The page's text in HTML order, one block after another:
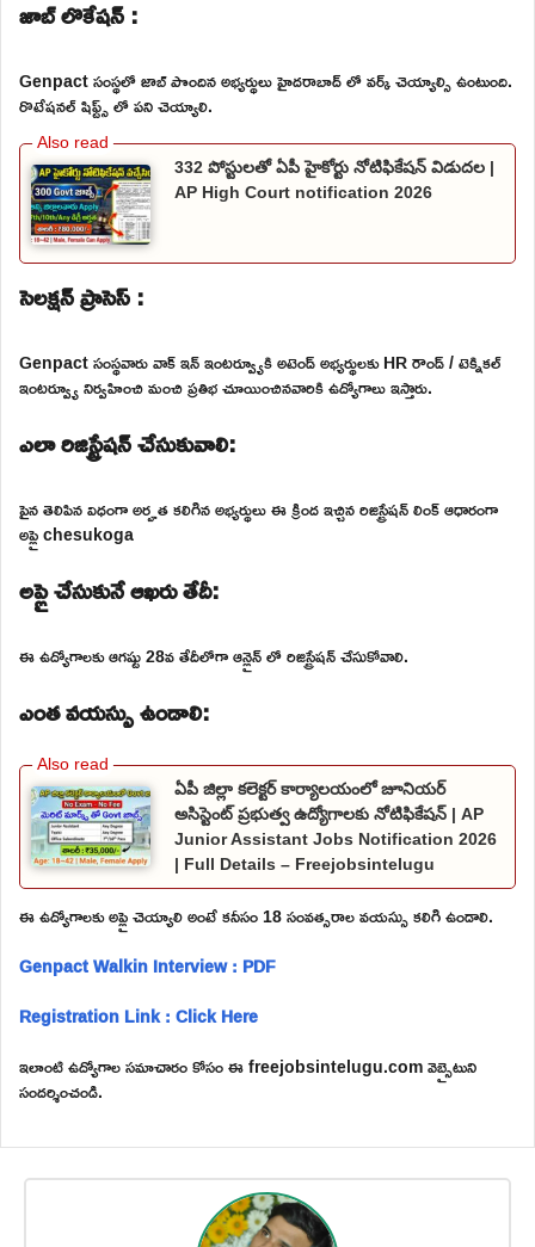
జాబ్ లొకేషన్ :
Genpact సంస్థలో జాబ్ పొందిన అభ్యర్థులు హైదరాబాద్ లో వర్క్ చెయ్యాల్సి ఉంటుంది.
రొటేషనల్ షిఫ్ట్స్ లో పని చెయ్యాలి.
332 పోస్టులతో ఏపీ హైకోర్టు నోటిఫికేషన్ విడుదల |
AP High Court notification 2026
సెలక్షన్ ప్రాసెస్ :
Genpact సంస్థవారు వాక్ ఇన్ ఇంటర్వ్యూకి అటెండ్ అభ్యర్థులకు HR రౌండ్ / టెక్నికల్
ఇంటర్వ్యూ నిర్వహించి మంచి ప్రతిభ చూయించినవారికి ఉద్యోగాలు ఇస్తారు.
ఎలా రిజిస్ట్రేషన్ చేసుకువాలి:
పైన తెలిపిన విధంగా అర్హత కలిగిన అభ్యర్థులు ఈ క్రింద ఇచ్చిన రిజిస్ట్రేషన్ లింక్ ఆధారంగా
అప్లై chesukoga
అప్లై చేసుకునే ఆఖరు తేదీ:
ఈ ఉద్యోగాలకు ఆగష్టు 28వ తేదీలోగా ఆన్లైన్ లో రిజిస్ట్రేషన్ చేసుకోవాలి.
ఎంత వయస్సు ఉండాలి:
ఏపీ జిల్లా కలెక్టర్ కార్యాలయంలో జూనియర్
అసిస్టెంట్ ప్రభుత్వ ఉద్యోగాలకు నోటిఫికేషన్ | AP
Junior Assistant Jobs Notification 2026
| Full Details – Freejobsintelugu
ఈ ఉద్యోగాలకు అప్లై చెయ్యాలి అంటే కనీసం 18 సంవత్సరాల వయస్సు కలిగి ఉండాలి.
Genpact Walkin Interview : PDF
Registration Link : Click Here
ఇలాంటి ఉద్యోగాల సమాచారం కోసం ఈ freejobsintelugu.com వెబ్సైటుని
సందర్శించండి.